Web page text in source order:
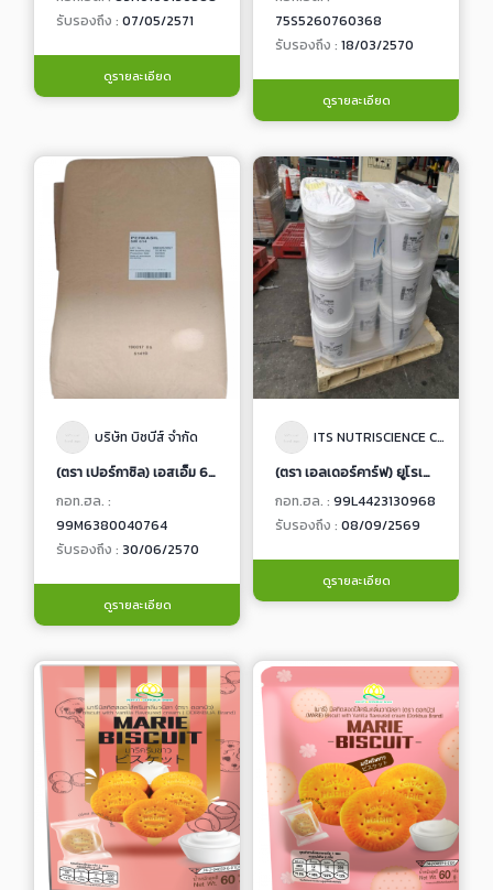
รับรองถึง : 07/05/2571
ดูรายละเอียด
75S5260760368
รับรองถึง : 18/03/2570
ดูรายละเอียด
บริษัท บิซบีส์ จำกัด
(ตรา เปอร์กาซิล) เอสเอ็ม 614
กอท.ฮล. :
99M6380040764
รับรองถึง : 30/06/2570
ดูรายละเอียด
ITS NUTRISCIENCE CO.,LTD.
(ตรา เอลเดอร์คาร์ฟ) ยูโรเปี้ยน แบล็ค เอลเดอร์เบอร์รี่ เอ็กเเทรค (สารสกัดจากเอลเดอร์เบอร์รี่ชนิดผง)
กอท.ฮล. : 99L4423130968
รับรองถึง : 08/09/2569
ดูรายละเอียด